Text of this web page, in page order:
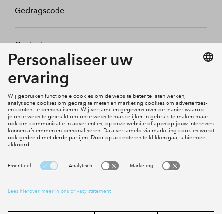
Gedragscode
Contact
Mijn profiel
Social Media
Cookies